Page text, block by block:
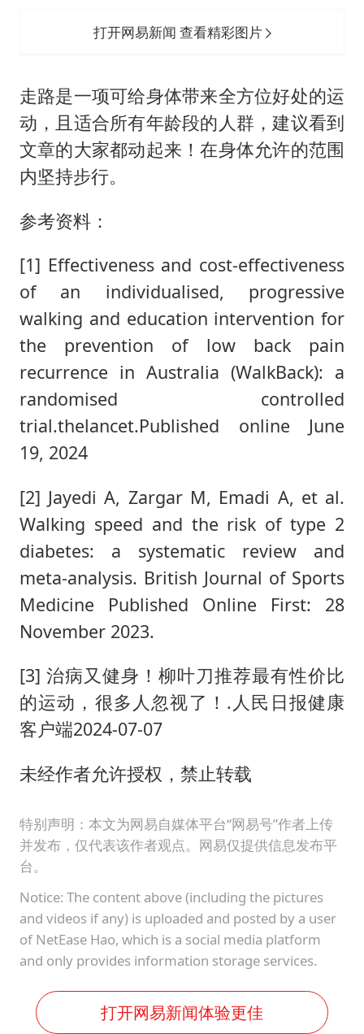
打开网易新闻 查看精彩图片
走路是一项可给身体带来全方位好处的运
动，且适合所有年龄段的人群，建议看到
文章的大家都动起来！在身体允许的范围
内坚持步行。
参考资料：
[1] Effectiveness and cost-effectiveness
of an individualised, progressive
walking and education intervention for
the prevention of low back pain
recurrence in Australia (WalkBack): a
randomised controlled
trial.thelancet.Published online June
19, 2024
[2] Jayedi A, Zargar M, Emadi A, et al.
Walking speed and the risk of type 2
diabetes: a systematic review and
meta-analysis. British Journal of Sports
Medicine Published Online First: 28
November 2023.
[3] 治病又健身！柳叶刀推荐最有性价比
的运动，很多人忽视了！.人民日报健康
客户端2024-07-07
未经作者允许授权，禁止转载
特别声明：本文为网易自媒体平台“网易号”作者上传
并发布，仅代表该作者观点。网易仅提供信息发布平
台。
Notice: The content above (including the pictures
and videos if any) is uploaded and posted by a user
of NetEase Hao, which is a social media platform
and only provides information storage services.
打开网易新闻体验更佳